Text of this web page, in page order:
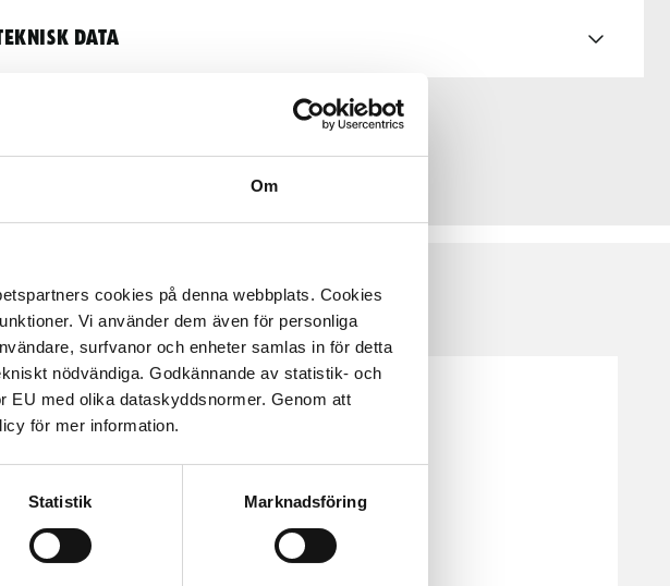
Om
cookies på denna webbplats. Cookies
Vi använder dem även för personliga
surfvanor och enheter samlas in för detta
nödvändiga. Godkännande av statistik- och
EU med olika dataskyddsnormer. Genom att
för mer information.
Statistik Marknadsföring
data